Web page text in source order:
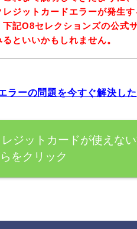
ジットカードエラーが発生す
記O8セレクションズの公式
といいかもしれません。
ラーの問題を今すぐ解決し
ジットカードが使えな
をクリック